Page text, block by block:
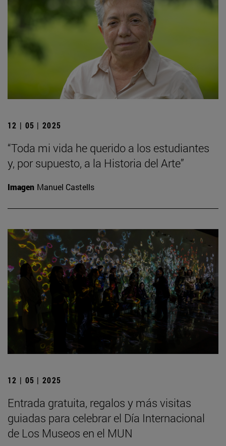
12 | 05 | 2025
“Toda mi vida he querido a los estudiantes
y, por supuesto, a la Historia del Arte”
Imagen Manuel Castells
12 | 05 | 2025
Entrada gratuita, regalos y más visitas
guiadas para celebrar el Día Internacional
de Los Museos en el MUN